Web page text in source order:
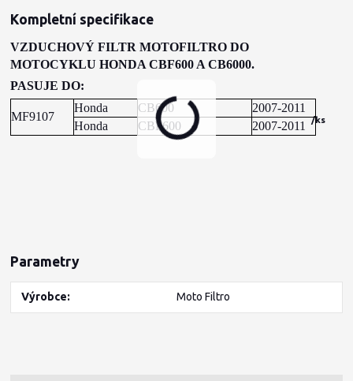
/ks
Kompletní specifikace
VZDUCHOVÝ FILTR MOTOFILTRO DO
MOTOCYKLUHONDA CBF600 A CB6000.
PASUJE DO:
MF9107
Honda CB600
2007-2011
Honda
CBF600 2007-2011
Parametry
Výrobce Moto Filtro